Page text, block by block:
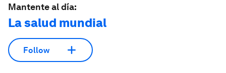
Mantente al día:
La salud mundial
Follow